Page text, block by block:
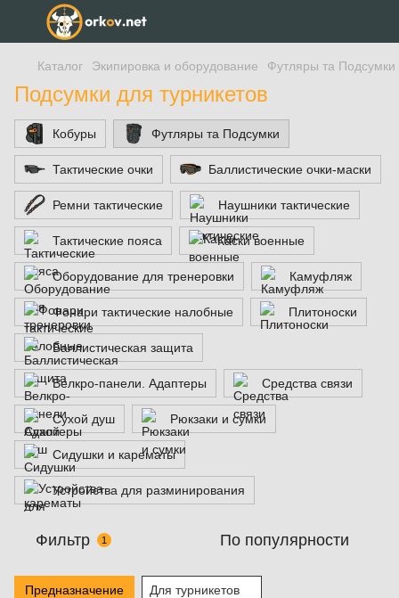
Каталог Экипировка и оборудование Футляры та Подсумки
Подсумки для турникетов
Кобуры Футляры та Подсумки
Тактические очки Баллистические очки-маски
Ремни тактические Наушники тактические
Тактические пояса Каски военные
Оборудование для тренеровки Камуфляж
Фонари тактические налобные Плитоноски
Баллистическая защита
Велкро-панели. Адаптеры Средства связи
Сухой душ Рюкзаки и сумки
Сидушки и карематы
Устройства для разминирования
Фильтр 1 По популярности
Предназначение Для турникетов